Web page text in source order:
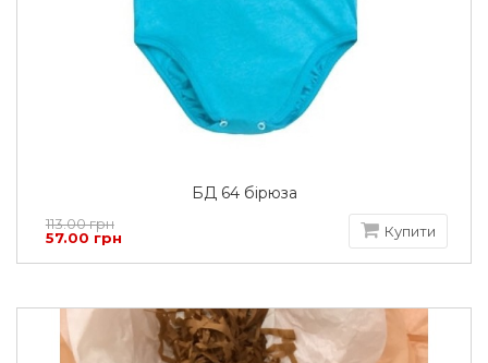
БД 64 бірюза
113.00 грн
57.00 грн
Купити